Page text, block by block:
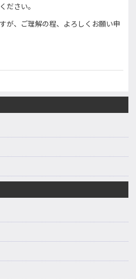
ださい。
が、ご理解の程、よろしくお願い申